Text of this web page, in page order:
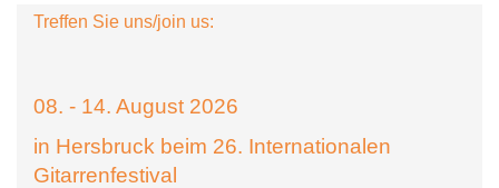
Treffen Sie uns/join us:
08. - 14. August 2026
in Hersbruck beim 26. Internationalen
Gitarrenfestival